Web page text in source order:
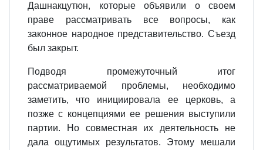
Дашнакцутюн, которые объявили о своем
праве рассматривать все вопросы, как
законное народное представительство. Съезд
был закрыт.
Подводя промежуточный итог
рассматриваемой проблемы, необходимо
заметить, что инициировала ее церковь, а
позже с концепциями ее решения выступили
партии. Но совместная их деятельность не
дала ощутимых результатов. Этому мешали